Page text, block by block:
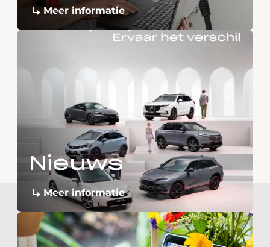
Meer informatie
Nieuws
Meer informatie